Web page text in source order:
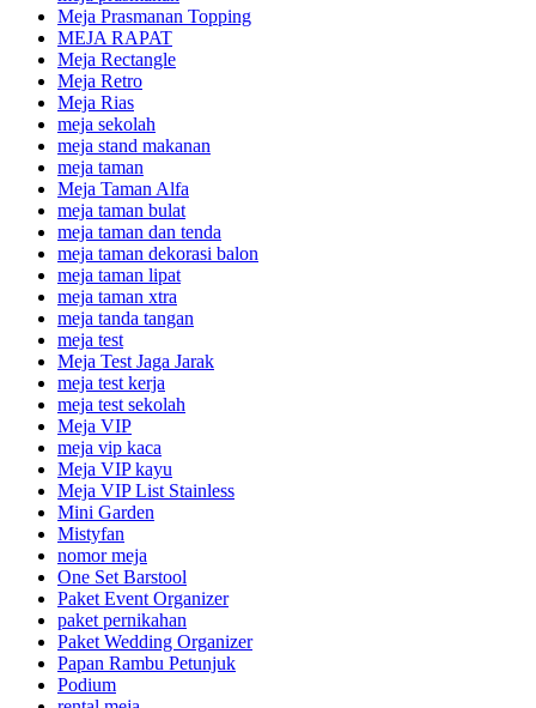
Meja Prasmanan Topping
MEJA RAPAT
Meja Rectangle
Meja Retro
Meja Rias
meja sekolah
meja stand makanan
meja taman
Meja Taman Alfa
meja taman bulat
meja taman dan tenda
meja taman dekorasi balon
meja taman lipat
meja taman xtra
meja tanda tangan
meja test
Meja Test Jaga Jarak
meja test kerja
meja test sekolah
Meja VIP
meja vip kaca
Meja VIP kayu
Meja VIP List Stainless
Mini Garden
Mistyfan
nomor meja
One Set Barstool
Paket Event Organizer
paket pernikahan
Paket Wedding Organizer
Papan Rambu Petunjuk
Podium